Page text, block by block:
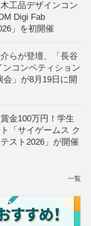
工品デザインコン
Digi Fab
」を初開催
らが登壇、「長谷
コンペティション
」が8月19日に開
金100万円！学生
「サイゲームス ク
スト2026」が開催
一覧